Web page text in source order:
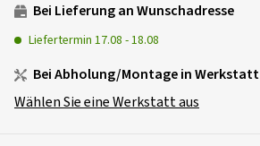
Bei Lieferung an Wunschadresse
Liefertermin 17.08 -18.08
Bei Abholung/Montage in Werkstatt
Wählen Sie eine Werkstatt aus